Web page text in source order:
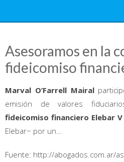
Asesoramos en la
fideicomiso
Marval O’Farrell Mairal
emisión de valores
fideicomiso financiero Elebar V
Elebar− por un…
Fuente: http://abogados.com.ar/